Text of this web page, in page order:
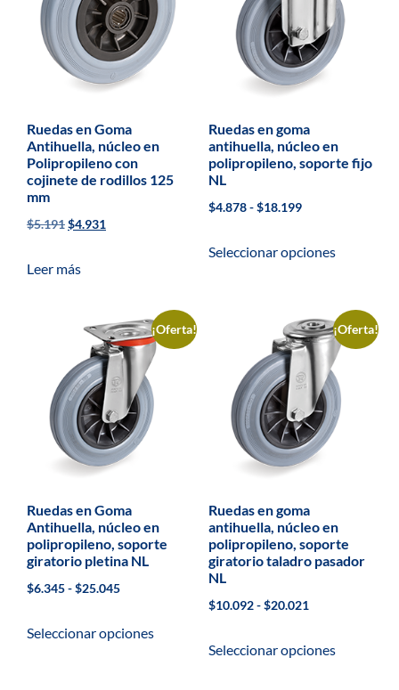
Ruedas en Goma
Antihuella, núcleo en
Polipropileno con
cojinete de rodillos 125
mm
$5.191$4.931
Leer más
Ruedas en goma
antihuella, núcleo en
polipropileno, soporte fijo
NL
$4.878-$18.199
Seleccionar opciones
¡Oferta!
Ruedas en Goma
Antihuella, núcleo en
polipropileno, soporte
giratorio pletina NL
$6.345-$25.045
Seleccionar opciones
¡Oferta!
Ruedas en goma
antihuella, núcleo en
polipropileno, soporte
giratorio taladro pasador
NL
$10.092-$20.021
Seleccionar opciones